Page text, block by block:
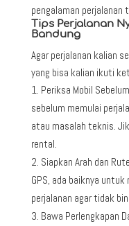
pengalaman perjalanan
Tips Perjalanan
Bandung
Agar perjalanan kalian
yang bisa kalian ikuti
Periksa Mobil
sebelum memulai
atau masalah teknis.
rental.
Siapkan Arah dan
GPS, ada baiknya
perjalanan agar tidak
Bawa Perlengkapan